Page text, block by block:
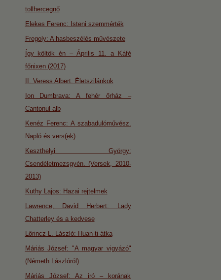
tollhercegnő
Elekes Ferenc: Isteni szemmérték
Fregoly: A hasbeszélés művészete
Így költök én – Április 11. a Káfé
főnixen (2017)
II. Veress Albert: Életszilánkok
Ion Dumbrava: A fehér őrház –
Cantonul alb
Kenéz Ferenc: A szabadulóművész.
Napló és vers(ek)
Keszthelyi György:
Csendéletmezsgyén. (Versek, 2010-
2013)
Kuthy Lajos: Hazai rejtelmek
Lawrence, David Herbert: Lady
Chatterley és a kedvese
Lőrincz L. László: Huan-ti átka
Máriás József: "A magyar vigyázó"
(Németh Lászlóról)
Máriás József: Az iró – korának